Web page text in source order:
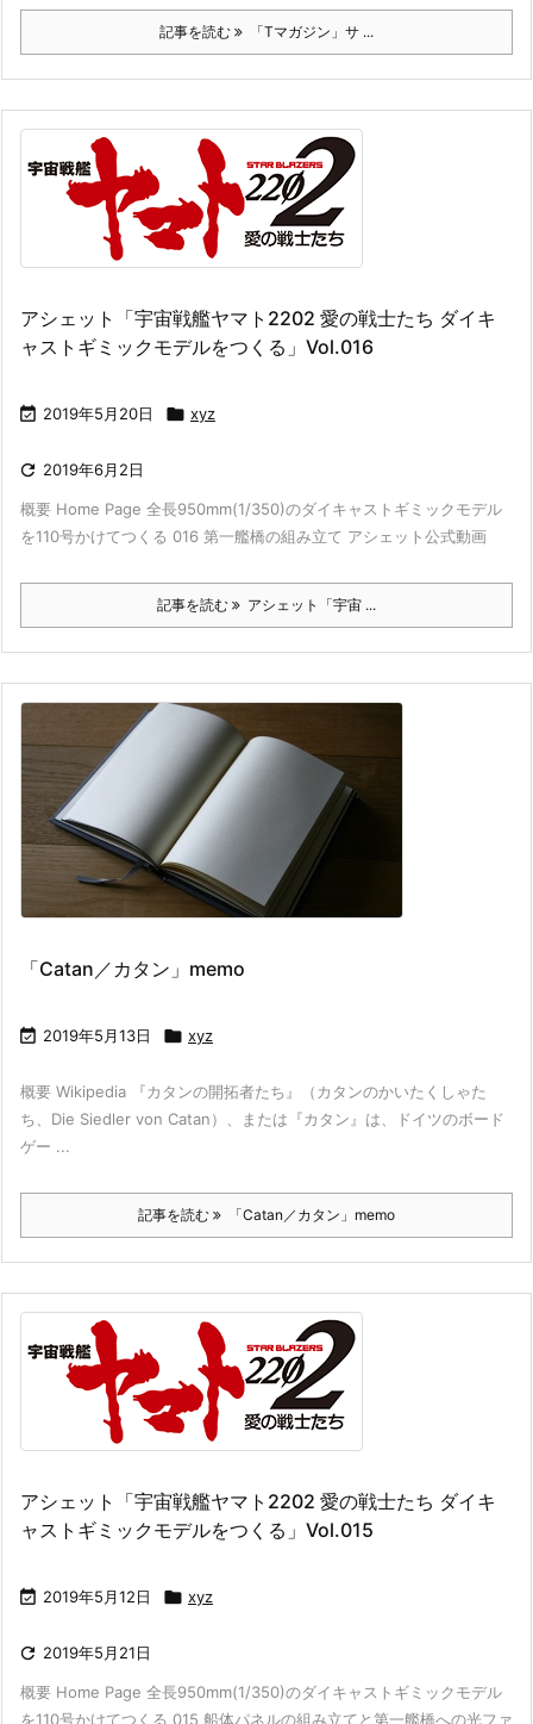
記事を読む 「Tマガジン」サ ...
アシェット「宇宙戦艦ヤマト2202 愛の戦士たち ダイキ
ャストギミックモデルをつくる」Vol.016
 2019年5月20日  xyz
 2019年6月2日
概要 Home Page 全長950mm(1/350)のダイキャストギミックモデル
を110号かけてつくる 016 第一艦橋の組み立て アシェット公式動画
記事を読む アシェット「宇宙 ...
「Catan／カタン」memo
 2019年5月13日  xyz
概要 Wikipedia 『カタンの開拓者たち』（カタンのかいたくしゃた
ち、Die Siedler von Catan）、または『カタン』は、ドイツのボード
ゲー ...
記事を読む 「Catan／カタン」memo
アシェット「宇宙戦艦ヤマト2202 愛の戦士たち ダイキ
ャストギミックモデルをつくる」Vol.015
 2019年5月12日  xyz
 2019年5月21日
概要 Home Page 全長950mm(1/350)のダイキャストギミックモデル
を110号かけてつくる 015 船体パネルの組み立てと第一艦橋への光ファ